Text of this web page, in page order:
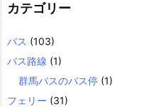
カテゴリー
バス (103)
バス路線 (1)
群馬バスのバス停 (1)
フェリー (31)